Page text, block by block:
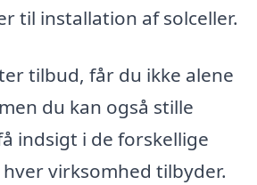
til installation af solceller.
tilbud, får du ikke alene
du kan også stille
indsigt i de forskellige
virksomhed tilbyder.